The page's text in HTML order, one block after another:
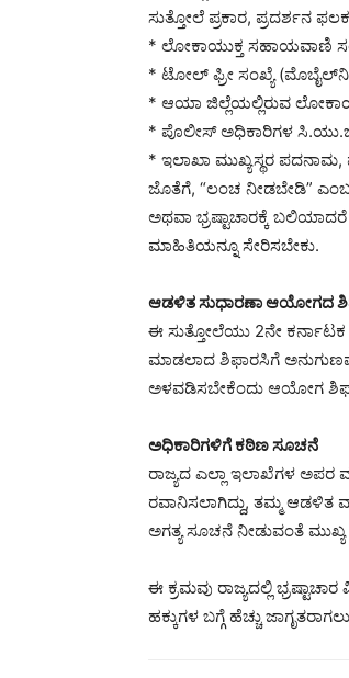
ಸುತ್ತೋಲೆ ಪ್ರಕಾರ, ಪ್ರದರ್ಶನ
* ಲೋಕಾಯುಕ್ತ ಸಹಾಯವಾಣಿ
* ಟೋಲ್ ಫ್ರೀ ಸಂಖ್ಯೆ
* ಆಯಾ ಜಿಲ್ಲೆಯಲ್ಲಿರುವ
* ಪೊಲೀಸ್ ಅಧಿಕಾರಿಗಳ
* ಇಲಾಖಾ ಮುಖ್ಯಸ್ಥರ
ಜೊತೆಗೆ, “ಲಂಚ ನೀಡಬೇಡಿ” ಎಂಬ
ಅಥವಾ ಭ್ರಷ್ಟಾಚಾರಕ್ಕೆ
ಮಾಹಿತಿಯನ್ನೂ ಸೇರಿಸಬೇಕು.
ಆಡಳಿತ ಸುಧಾರಣಾ ಆಯೋಗದ
ಈ ಸುತ್ತೋಲೆಯು 2ನೇ
ಮಾಡಲಾದ ಶಿಫಾರಸಿಗೆ
ಅಳವಡಿಸಬೇಕೆಂದು ಆಯೋಗ
ಅಧಿಕಾರಿಗಳಿಗೆ ಕಠಿಣ ಸೂಚನೆ
ರಾಜ್ಯದ ಎಲ್ಲಾ ಇಲಾಖೆಗಳ
ರವಾನಿಸಲಾಗಿದ್ದು, ತಮ್ಮ ಆಡಳಿತ
ಅಗತ್ಯ ಸೂಚನೆ ನೀಡುವಂತೆ
ಈ ಕ್ರಮವು ರಾಜ್ಯದಲ್ಲಿ
ಹಕ್ಕುಗಳ ಬಗ್ಗೆ ಹೆಚ್ಚು